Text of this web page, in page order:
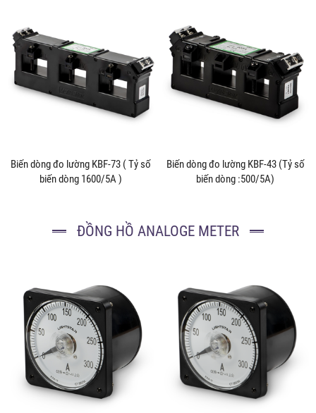
Biến dòng đo lường KBF-73 ( Tỷ số
biến dòng 1600/5A )
Biến dòng đo lường KBF-43 (Tỷ số
biến dòng :500/5A)
ĐỒNG HỒ ANALOGE METER